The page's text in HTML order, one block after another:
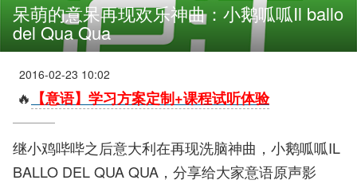
呆萌的意呆再现欢乐神曲：小鹅呱呱Il ballo
del Qua Qua
2016-02-23 10:02
🔥 【意语】学习方案定制+课程试听体验
继小鸡哔哔之后意大利在再现洗脑神曲，小鹅呱呱IL
BALLO DEL QUA QUA，分享给大家意语原声影